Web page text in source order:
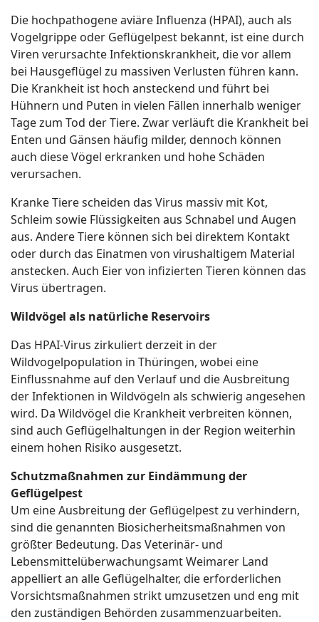
Die hochpathogene aviäre Influenza (HPAI), auch als
Vogelgrippe oder Geflügelpest bekannt, ist eine durch
Viren verursachte Infektionskrankheit, die vor allem
bei Hausgeflügel zu massiven Verlusten führen kann.
Die Krankheit ist hoch ansteckend und führt bei
Hühnern und Puten in vielen Fällen innerhalb weniger
Tage zum Tod der Tiere. Zwar verläuft die Krankheit bei
Enten und Gänsen häufig milder, dennoch können
auch diese Vögel erkranken und hohe Schäden
verursachen.
Kranke Tiere scheiden das Virus massiv mit Kot,
Schleim sowie Flüssigkeiten aus Schnabel und Augen
aus. Andere Tiere können sich bei direktem Kontakt
oder durch das Einatmen von virushaltigem Material
anstecken. Auch Eier von infizierten Tieren können das
Virus übertragen.
Wildvögel als natürliche Reservoirs
Das HPAI-Virus zirkuliert derzeit in der
Wildvogelpopulation in Thüringen, wobei eine
Einflussnahme auf den Verlauf und die Ausbreitung
der Infektionen in Wildvögeln als schwierig angesehen
wird. Da Wildvögel die Krankheit verbreiten können,
sind auch Geflügelhaltungen in der Region weiterhin
einem hohen Risiko ausgesetzt.
Schutzmaßnahmen zur Eindämmung der
Geflügelpest
Um eine Ausbreitung der Geflügelpest zu verhindern,
sind die genannten Biosicherheitsmaßnahmen von
größter Bedeutung. Das Veterinär- und
Lebensmittelüberwachungsamt Weimarer Land
appelliert an alle Geflügelhalter, die erforderlichen
Vorsichtsmaßnahmen strikt umzusetzen und eng mit
den zuständigen Behörden zusammenzuarbeiten.